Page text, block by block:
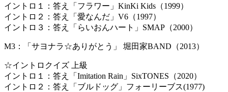
イントロ１：答え「フラワー」KinKi Kids（1999）
イントロ２：答え「愛なんだ」V6（1997）
イントロ３：答え「らいおんハート」SMAP（2000）
M3：「サヨナラ☆ありがとう」 堀田家BAND（2013）
☆イントロクイズ 上級
イントロ１：答え「Imitation Rain」SixTONES（2020）
イントロ２：答え「ブルドッグ」フォーリーブス(1977)